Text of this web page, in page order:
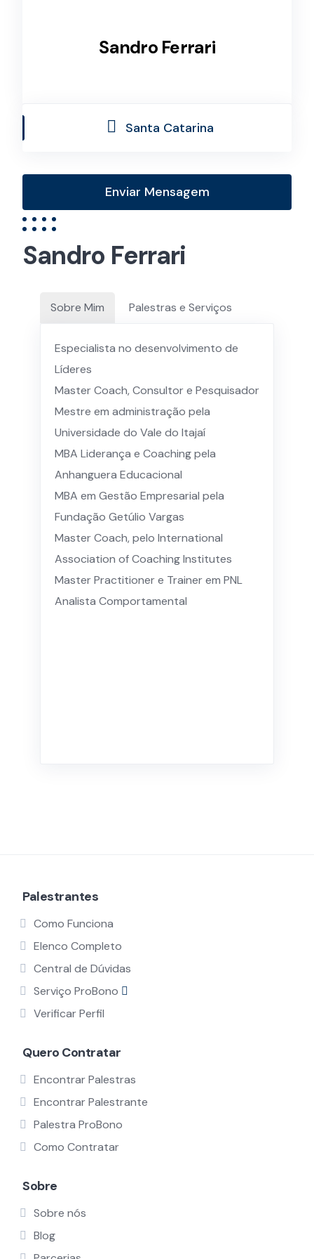
Sandro Ferrari
Santa Catarina
Enviar Mensagem
Sandro Ferrari
Sobre Mim Palestras e Serviços
Especialista no desenvolvimento de
Líderes
Master Coach, Consultor e Pesquisador
Mestre em administração pela
Universidade do Vale do Itajaí
MBA Liderança e Coaching pela
Anhanguera Educacional
MBA em Gestão Empresarial pela
Fundação Getúlio Vargas
Master Coach, pelo International
Association of Coaching Institutes
Master Practitioner e Trainer em PNL
Analista Comportamental
Palestrantes
Como Funciona
Elenco Completo
Central de Dúvidas
Serviço ProBono
Verificar Perfil
Quero Contratar
Encontrar Palestras
Encontrar Palestrante
Palestra ProBono
Como Contratar
Sobre
Sobre nós
Blog